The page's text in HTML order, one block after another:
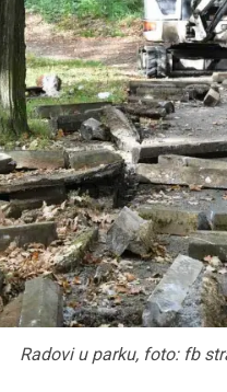
Radovi u parku, foto: fb